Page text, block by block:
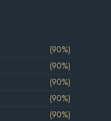
(90%)
(90%)
(90%)
(90%)
(90%)